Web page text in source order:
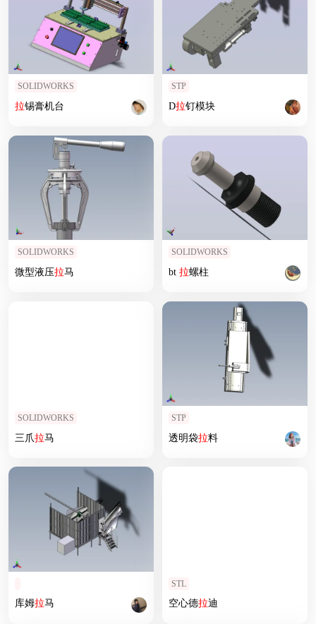
SOLIDWORKS
拉锡膏机台
STP
D拉钉模块
SOLIDWORKS
微型液压拉马
SOLIDWORKS
bt 拉螺柱
SOLIDWORKS
三爪拉马
STP
透明袋拉料
库姆拉马
STL
空心德拉迪